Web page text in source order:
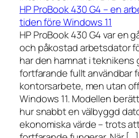
HP ProBook 430 G4 – en
tiden före Windows 11
HP ProBook 430 G4 var en
och påkostad arbetsdator
har den hamnat i teknikens
fortfarande fullt användbar
kontorsarbete, men utan
Windows 11. Modellen
hur snabbt en välbyggd
ekonomiska värde – trots